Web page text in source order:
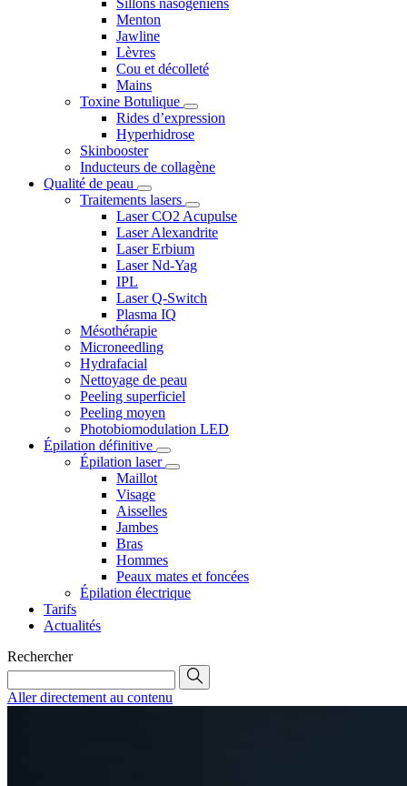
Sillons nasogéniens
Menton
Jawline
Lèvres
Cou et décolleté
Mains
Toxine Botulique
Rides d’expression
Hyperhidrose
Skinbooster
Inducteurs de collagène
Qualité de peau
Traitements lasers
Laser CO2 Acupulse
Laser Alexandrite
Laser Erbium
Laser Nd-Yag
IPL
Laser Q-Switch
Plasma IQ
Mésothérapie
Microneedling
Hydrafacial
Nettoyage de peau
Peeling superficiel
Peeling moyen
Photobiomodulation LED
Épilation définitive
Épilation laser
Maillot
Visage
Aisselles
Jambes
Bras
Hommes
Peaux mates et foncées
Épilation électrique
Tarifs
Actualités
Rechercher
Aller directement au contenu